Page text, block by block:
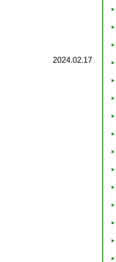
2024.02.17